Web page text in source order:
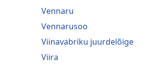
Vennaru
Vennarusoo
Viinavabriku juurdelõige
Viira